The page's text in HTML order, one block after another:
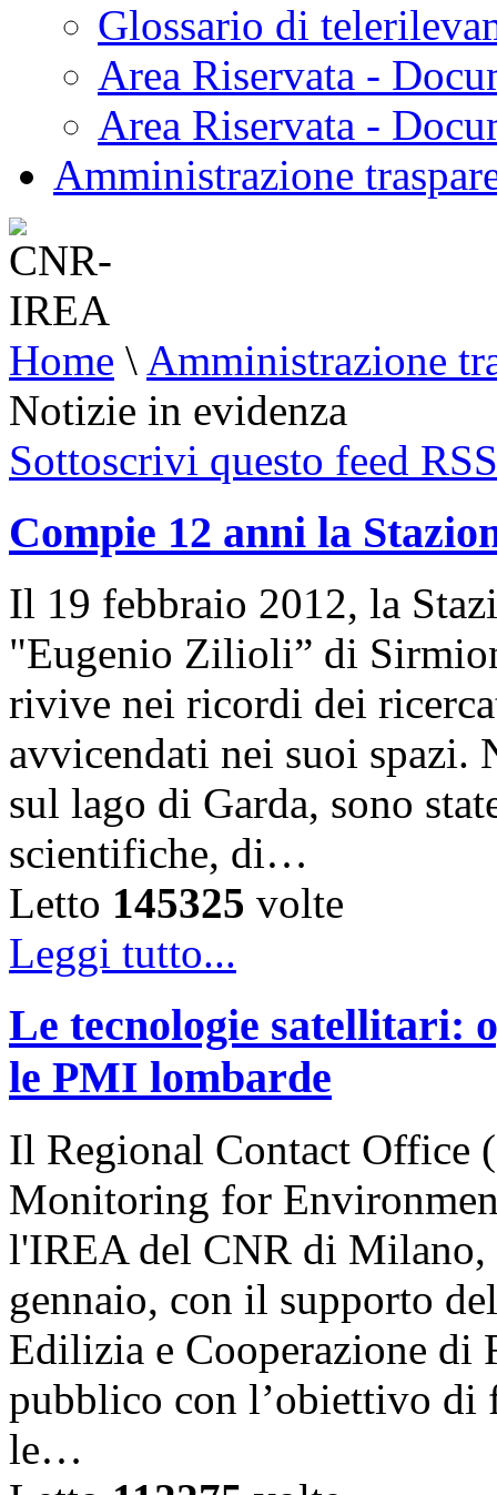
Glossario di
Area Riservata -
Area Riservata -
Amministrazione
Home \ Amministrazione
Notizie in evidenza
Sottoscrivi questo feed RSS
Compie 12 anni la
Il 19 febbraio 2012, la
"Eugenio Zilioli” di
rivive nei ricordi dei
avvicendati nei suoi spazi.
sul lago di Garda, sono
scientifiche, di…
Letto 145325 volte
Leggi tutto...
Le tecnologie satellitari:
le PMI lombarde
Il Regional Contact Office
Monitoring for
l'IREA del CNR di Milano,
gennaio, con il supporto
Edilizia e Cooperazione di
pubblico con l’obiettivo di
le…